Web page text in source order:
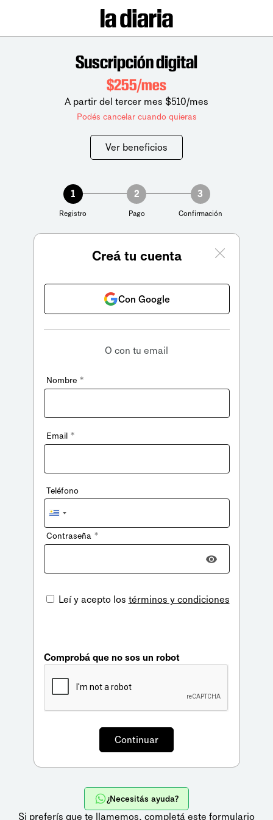
Suscripción digital
$255/mes
A partir del tercer mes $510/mes
Podés cancelar cuando quieras
Ver beneficios
1
Registro
2
Pago
3
Confirmación
Creá tu cuenta
Con Google
O con tu email
Nombre *
Email *
Teléfono
Uruguay
+598
Contraseña *
Leí y acepto los términos y condiciones
Comprobá que no sos un robot
¿Necesitás ayuda?
Si preferís que te llamemos, completá este formulario